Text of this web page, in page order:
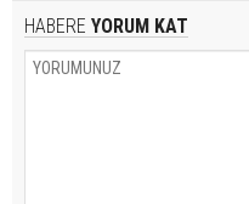
HABERE YORUM KAT